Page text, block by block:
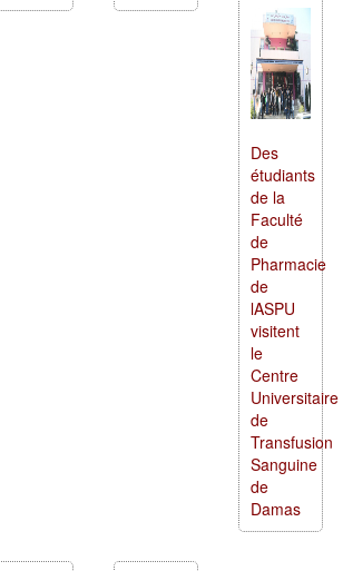
Des
étudiants
de la
Faculté
de
Pharmacie
de
lASPU
visitent
le
Centre
Universitaire
de
Transfusion
Sanguine
de
Damas